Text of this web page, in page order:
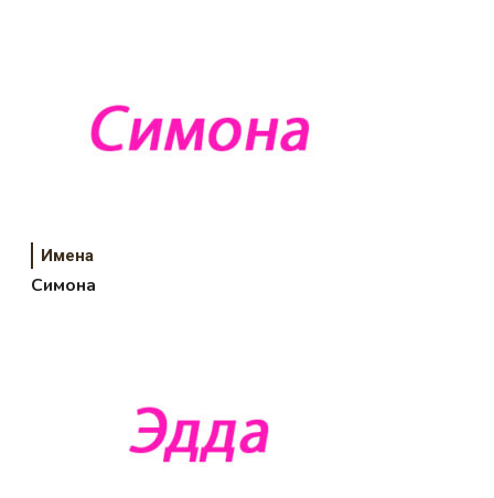
Имена
Симона